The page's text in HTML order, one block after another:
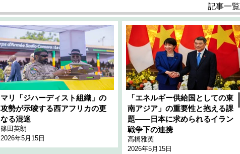
記事一覧
マリ「ジハーディスト組織」の
攻勢が示唆する西アフリカの更
なる混迷
篠田英朗
2026年5月15日
「エネルギー供給国としての東
南アジア」の重要性と抱える課
題――日本に求められるイラン
戦争下の連携
高橋雅英
2026年5月15日